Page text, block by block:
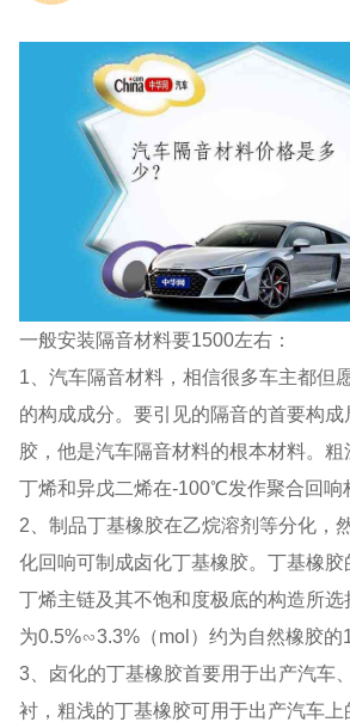
一般安装隔音材料要1500左右：
1、汽车隔音材料，相信很多车主都但
的构成成分。要引见的隔音的首要构
胶，他是汽车隔音材料的根本材料。
丁烯和异戊二烯在-100℃发作聚合回响
2、制品丁基橡胶在乙烷溶剂等分化，
化回响可制成卤化丁基橡胶。丁基橡
丁烯主链及其不饱和度极底的构造所选
为0.5%∽3.3%（mol）约为自然橡胶的
3、卤化的丁基橡胶首要用于出产汽车
衬，粗浅的丁基橡胶可用于出产汽车